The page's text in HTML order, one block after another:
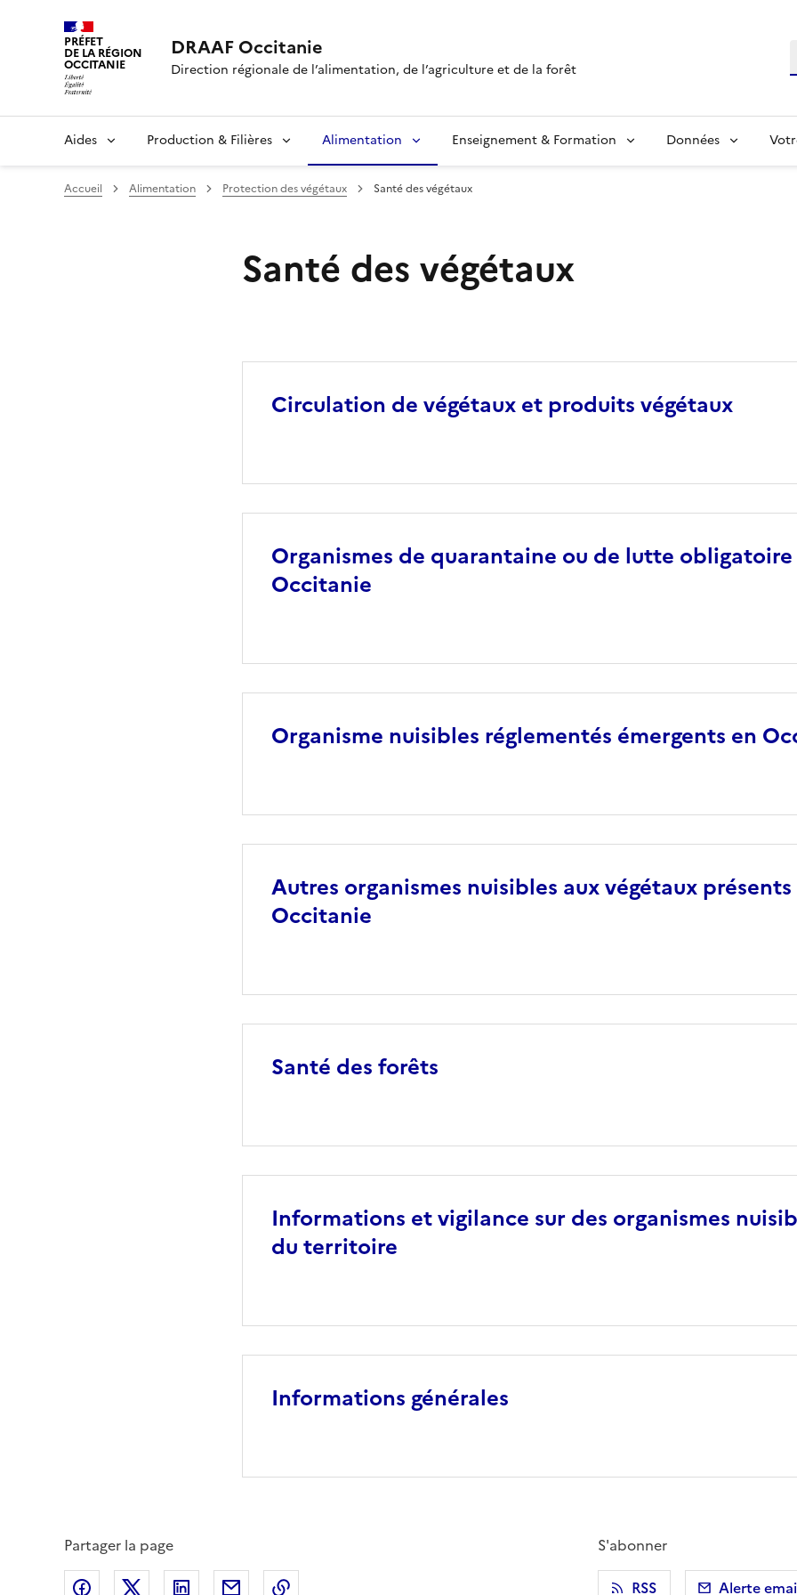
PRÉFET
DE LA RÉGION
OCCITANIE
DRAAF Occitanie
Direction régionale de l’alimentation, de l’agriculture et de la forêt
Aides Production & Filières Alimentation Enseignement & Formation Données
Accueil Alimentation Protection des végétaux Santé des végétaux
Santé des végétaux
Circulation de végétaux et produits végétaux
Organismes de quarantaine ou de lutte
Occitanie
Organisme nuisibles réglementés émergents en
Autres organismes nuisibles aux végétaux
Occitanie
Santé des forêts
Informations et vigilance sur des organismes
du territoire
Informations générales
Partager la page
Partager sur Facebook
Partager sur X (anciennement Twitter)
Partager sur LinkedIn
Partager par email
S'abonner
RSS
Alerte